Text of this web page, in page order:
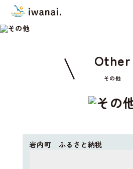
Other
その他
岩内町 ふるさと納税